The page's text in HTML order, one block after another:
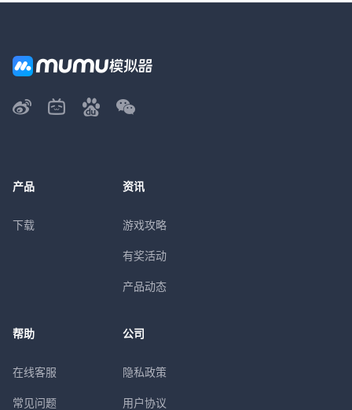
产品
下载
资讯
游戏攻略
有奖活动
产品动态
帮助
在线客服
常见问题
公司
隐私政策
用户协议